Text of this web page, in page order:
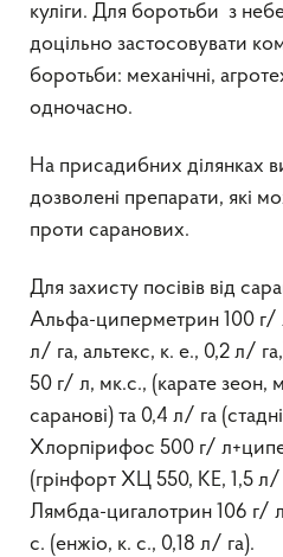
куліги. Для боротьби з
доцільно застосовувати
боротьби: механічні,
одночасно.
На присадибних ділянках
дозволені препарати, які
проти саранових.
Для захисту посівів від
Альфа-циперметрин 100 г/
л/ га, альтекс, к. е., 0,2 л/
50 г/ л, мк.с., (карате зеон,
саранові) та 0,4 л/ га
Хлорпірифос 500 г/
(грінфорт ХЦ 550, КЕ, 1,5 л/
Лямбда-цигалотрин 106 г/ л
с. (енжіо, к. с., 0,18 л/ га).